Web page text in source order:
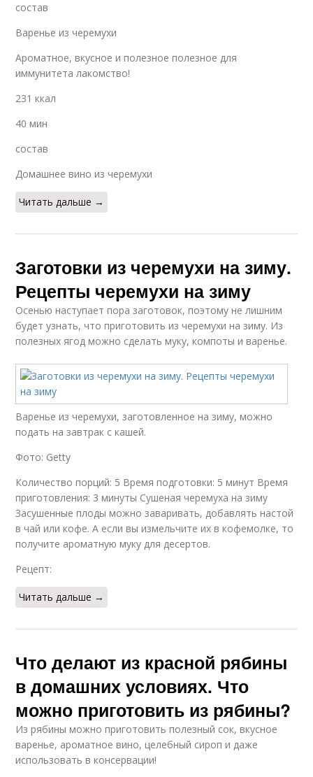
состав
Варенье из черемухи
Ароматное, вкусное и полезное полезное для
иммунитета лакомство!
231 ккал
40 мин
состав
Домашнее вино из черемухи
Читать дальше →
Заготовки из черемухи на зиму.
Рецепты черемухи на зиму
Осенью наступает пора заготовок, поэтому не лишним
будет узнать, что приготовить из черемухи на зиму. Из
полезных ягод можно сделать муку, компоты и варенье.
Варенье из черемухи, заготовленное на зиму, можно
подать на завтрак с кашей.
Фото: Getty
Количество порций: 5 Время подготовки: 5 минут Время
приготовления: 3 минуты Сушеная черемуха на зиму
Засушенные плоды можно заваривать, добавлять настой
в чай или кофе. А если вы измельчите их в кофемолке, то
получите ароматную муку для десертов.
Рецепт:
Читать дальше →
Что делают из красной рябины
в домашних условиях. Что
можно приготовить из рябины?
Из рябины можно приготовить полезный сок, вкусное
варенье, ароматное вино, целебный сироп и даже
использовать в консервации!